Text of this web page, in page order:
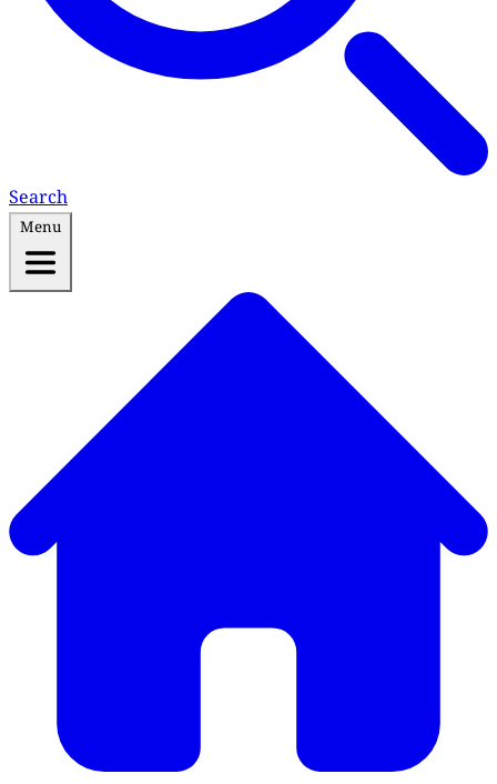
Search
Menu